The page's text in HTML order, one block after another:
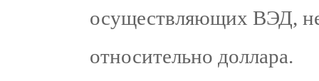
осуществляющих ВЭД,
относительно доллара.